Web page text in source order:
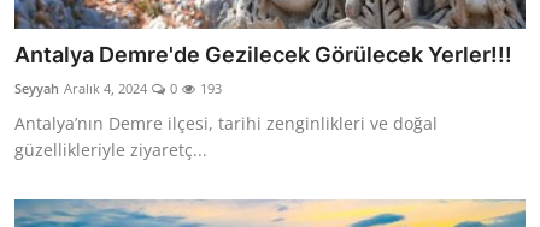
Antalya Demre'de Gezilecek Görülecek Yerler!!!
Seyyah Aralık 4, 2024 0 193
Antalya’nın Demre ilçesi, tarihi zenginlikleri ve doğal
güzellikleriyle ziyaretç...